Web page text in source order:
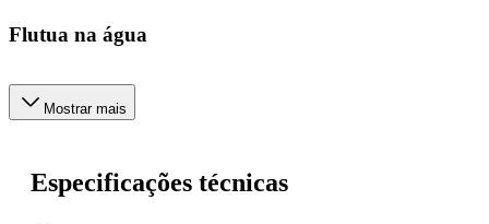
Flutua na água
Mostrar mais
Especificações técnicas